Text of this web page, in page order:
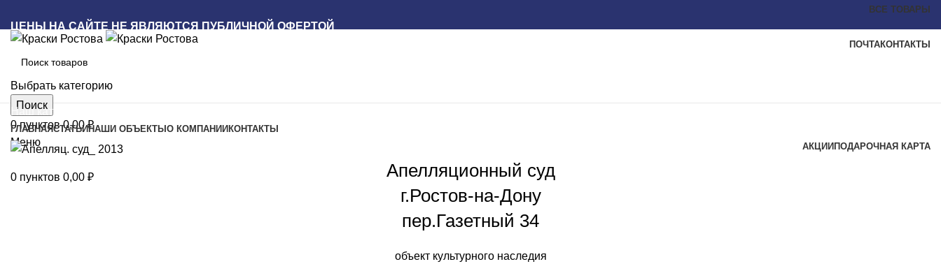
ВСЕ ТОВАРЫ
ЦЕНЫ НА САЙТЕ НЕ ЯВЛЯЮТСЯ ПУБЛИЧНОЙ ОФЕРТОЙ
ПОЧТАКОНТАКТЫ
Выбрать категорию
Поиск
0пунктов 0,00₽
Меню
0 пунктов 0,00 ₽
Наш каталог
ГЛАВНАЯСТАТЬИНАШИ ОБЪЕКТЫ О КОМПАНИИ КОНТАКТЫ
АКЦИИ ПОДАРОЧНАЯ КАРТА
Апелляционный суд
г.Ростов-на-Дону
пер.Газетный 34
объект культурного наследия